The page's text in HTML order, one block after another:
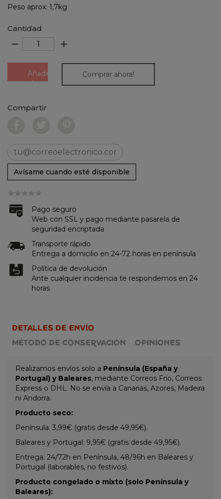
Peso aprox: 1,7kg
Cantidad
remove add
Añadir
al
Comprar ahora!
Compartir
Avísame cuando esté disponible
Pago seguro
Web con SSL y pago mediante pasarela de
seguridad encriptada
Transporte rápido
Entrega a domicilio en 24-72 horas en península
Política de devolución
Ante cualquier incidencia te respondemos en 24
horas
DETALLES DE ENVÍO
MÉTODO DE CONSERVACIÓN
OPINIONES
Realizamos envíos solo a Península (España y
Portugal) y Baleares, mediante Correos Frío, Correos
Express o DHL. No se envía a Canarias, Azores, Madeira
ni Andorra.
Producto seco:
Península: 3,99€ (gratis desde 49,95€).
Baleares y Portugal: 9,95€ (gratis desde 49,95€).
Entrega: 24/72h en Península, 48/96h en Baleares y
Portugal (laborables, no festivos).
Producto congelado o mixto (solo Península y
Baleares):